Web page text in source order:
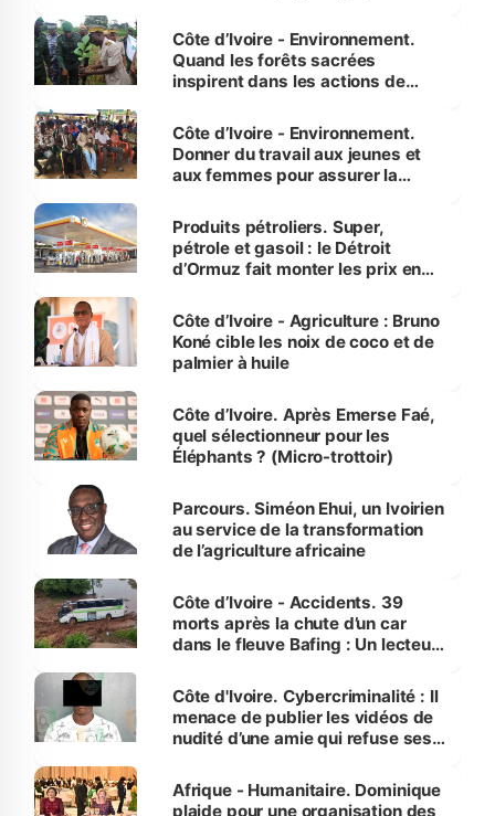
Côte d’Ivoire - Environnement.
Quand les forêts sacrées
inspirent dans les actions de
Côte d’Ivoire - Environnement.
Donner du travail aux jeunes et
aux femmes pour assurer la
menacées
Produits pétroliers. Super,
pétrole et gasoil : le Détroit
d’Ormuz fait monter les prix en
Côte d’Ivoire - Agriculture : Bruno
Koné cible les noix de coco et de
palmier à huile
Côte d’Ivoire. Après Emerse Faé,
quel sélectionneur pour les
Éléphants ? (Micro-trottoir)
Parcours. Siméon Ehui, un Ivoirien
au service de la transformation
de l’agriculture africaine
Côte d’Ivoire - Accidents. 39
morts après la chute d’un car
dans le fleuve Bafing : Un lecteur
des Transports
Côte d'Ivoire. Cybercriminalité : Il
menace de publier les vidéos de
nudité d’une amie qui refuse ses
Afrique - Humanitaire. Dominique
plaide pour une organisation des